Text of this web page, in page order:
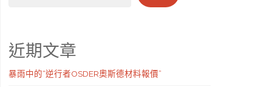
近期文章
暴雨中的“逆行者OSDER奧斯德材料報價”